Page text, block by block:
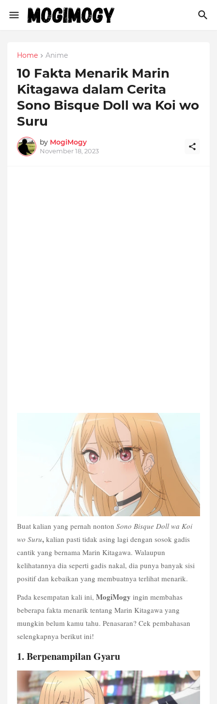
Home Anime
10 Fakta Menarik Marin
Kitagawa dalam Cerita
Sono Bisque Doll wa Koi wo
Suru
by MogiMogy
November 18, 2023
Buat kalian yang pernah nonton Sono Bisque Doll wa Koi
wo Suru, kalian pasti tidak asing lagi dengan sosok gadis
cantik yang bernama Marin Kitagawa. Walaupun
kelihatannya dia seperti gadis nakal, dia punya banyak sisi
positif dan kebaikan yang membuatnya terlihat menarik.
Pada kesempatan kali ini, MogiMogy ingin membahas
beberapa fakta menarik tentang Marin Kitagawa yang
mungkin belum kamu tahu. Penasaran? Cek pembahasan
selengkapnya berikut ini!
1. Berpenampilan Gyaru